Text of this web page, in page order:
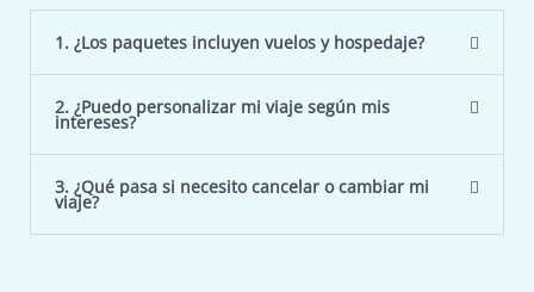
1. ¿Los paquetes incluyen vuelos y hospedaje?
2. ¿Puedo personalizar mi viaje según mis
intereses?
3. ¿Qué pasa si necesito cancelar o cambiar mi
viaje?